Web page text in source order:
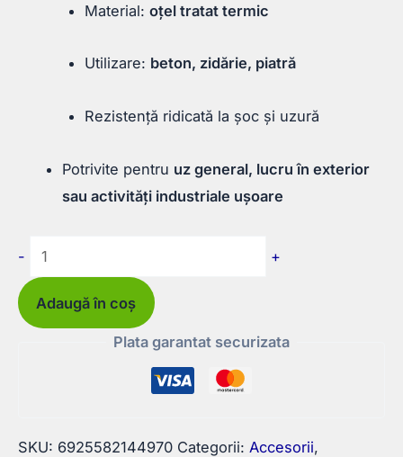
Material: oțel tratat termic
Utilizare: beton, zidărie, piatră
Rezistență ridicată la șoc și uzură
Potrivite pentru uz general, lucru în exterior
sau activități industriale ușoare
-
Cantitate
Daltă
pentru
beton
+
Adaugă în coș
Plata garantat securizata
SKU: 6925582144970 Categorii: Accesorii,